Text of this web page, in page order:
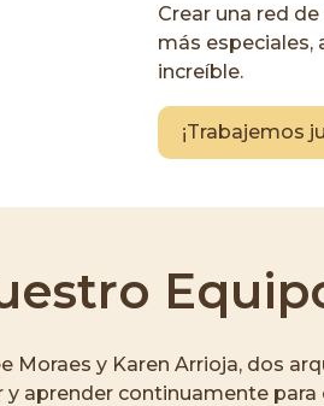
Crear una red
más especiales,
increíble.
¡Trabajemos
y Karen Arrioja, dos
aprender continuamente